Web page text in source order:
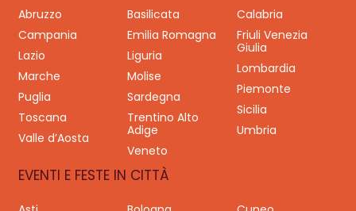
Abruzzo Basilicata
Calabria
Campania
Emilia Romagna
Friuli Venezia
Giulia
Lazio
Liguria
Lombardia
Marche
Molise
Piemonte
Puglia
Sardegna
Sicilia
Toscana
Trentino Alto
Adige
Umbria
Valle d’Aosta
Veneto
EVENTI E FESTE IN CITTÀ